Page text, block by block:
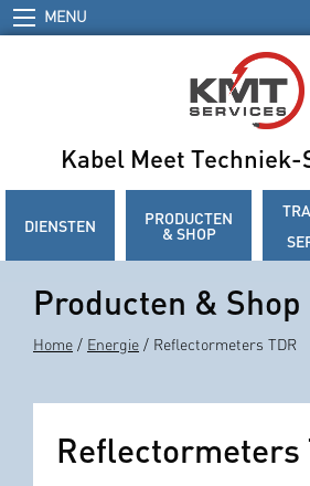
MENU
Kabel Meet Techniek-
DIENSTEN PRODUCTEN
& SHOP
Producten & Shop
Home / Energie / Reflectormeters TDR
Reflectormeters